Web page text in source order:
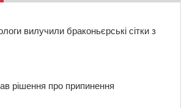
вилучили браконьєрські сітки з
рішення про припинення